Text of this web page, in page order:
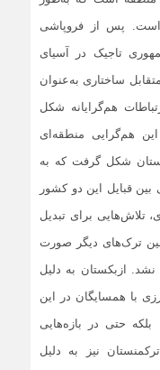
شده است. پس از فروپاشی
تاجیک در آسیای
ساختاری به‌عنوان
هم‌گرایانه شکل‌
هم‌گرایی منطقه‌ای
شکل گرفت که به
قبایل این دو کشور
تلاش‌هایی برای تبدیل
ترک‌های دیگر صورت
ازبکستان به دلیل
با همسایگان در این
بلکه حتی در بازه‌هایی
نیز به دلیل